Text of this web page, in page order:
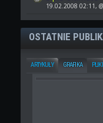
19.02.2008 02:11,
OSTATNIE
ARTYKUŁY GRAFIKA PLIKI